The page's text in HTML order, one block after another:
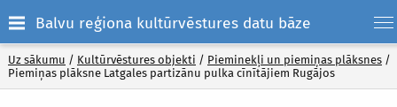
Balvu reģiona kultūrvēstures datu bāze
Uz sākumu / Kultūrvēstures objekti / Pieminekļi un piemiņas plāksnes /
Piemiņas plāksne Latgales partizānu pulka cīnītājiem Rugājos